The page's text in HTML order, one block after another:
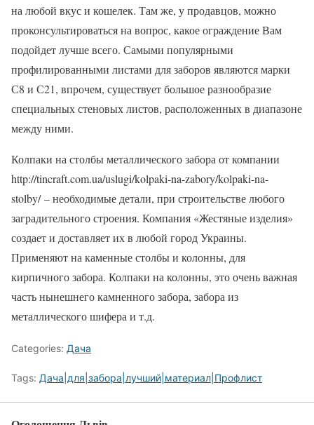
на любой вкус и кошелек. Там же, у продавцов, можно
проконсультироваться на вопрос, какое ограждение Вам
подойдет лучше всего. Самыми популярными
профилированными листами для заборов являются марки
С8 и С21, впрочем, существует большое разнообразие
специальных стеновых листов, расположенных в диапазоне
между ними.
Колпаки на столбы металлического забора от компании
http://tincraft.com.ua/uslugi/kolpaki-na-zabory/kolpaki-na-
stolby/ – необходимые детали, при строительстве любого
заградительного строения. Компания «Жестяные изделия»
создает и доставляет их в любой город Украины.
Применяют на каменные столбы и колонны, для
кирпичного забора. Колпаки на колонны, это очень важная
часть нынешнего камненного забора, забора из
металлического шифера и т.д.
Categories: Дача
Tags: Дача|для|забора|лучший|материал|Профлист